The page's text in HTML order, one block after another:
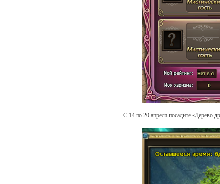
С 14 по 20 апреля посадите «Дерево